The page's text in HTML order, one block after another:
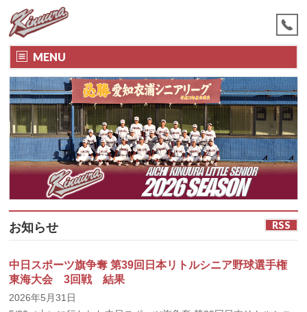
MENU
お知らせ RSS
中日スポーツ旗争奪 第39回日本リトルシニア野球選手権
東海大会 3回戦 結果
2026年5月31日